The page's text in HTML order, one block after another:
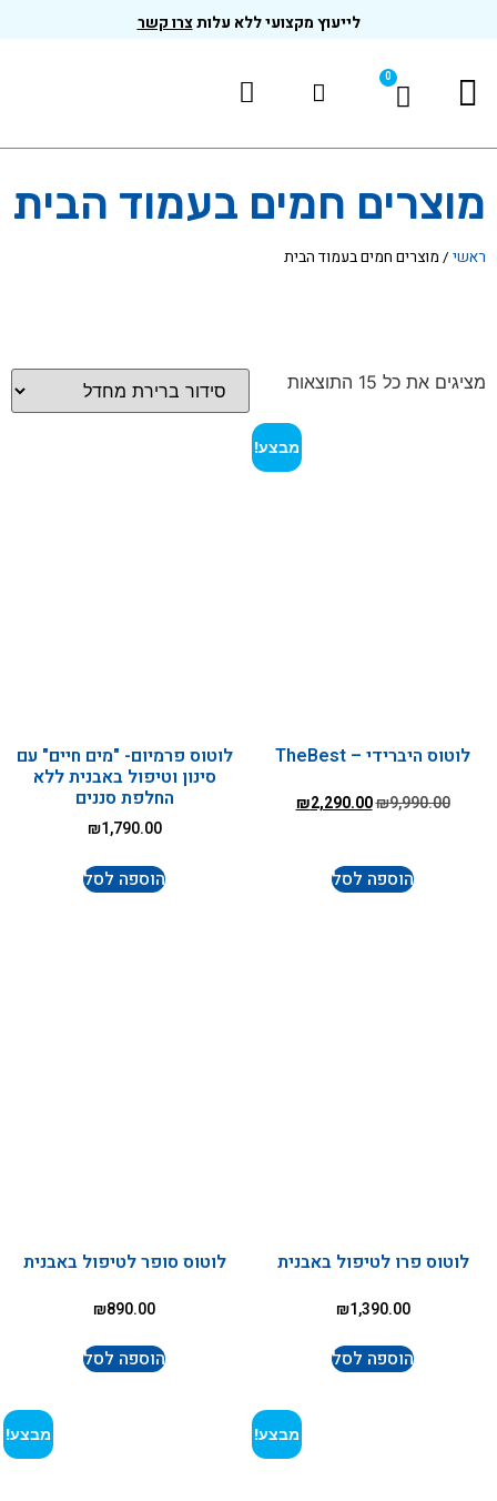
לייעוץ מקצועי ללא עלותצרו קשר
0
מוצרים חמים בעמוד הבית
ראשי / מוצרים חמים בעמוד הבית
מציגים את כל ⁦15⁩ התוצאות
מבצע!
לוטוס היברידי – TheBest
₪9,990.00
₪2,290.00
הוספה לסל
לוטוס פרמיום- "מים חיים" עם
סינון וטיפול באבנית ללא
החלפת סננים
₪1,790.00
הוספה לסל
לוטוס פרו לטיפול באבנית
₪1,390.00
הוספה לסל
לוטוס סופר לטיפול באבנית
₪890.00
הוספה לסל
מבצע! מבצע!